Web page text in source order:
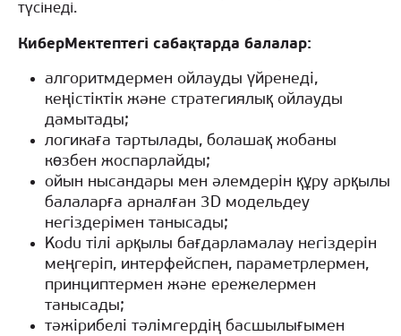
түсінеді.
КиберМектептегі сабақтарда балалар:
алгоритмдермен ойлауды үйренеді,
кеңістіктік және стратегиялық ойлауды
дамытады;
логикаға тартылады, болашақ жобаны
көзбен жоспарлайды;
ойын нысандары мен әлемдерін құру арқылы
балаларға арналған 3D модельдеу
негіздерімен танысады;
Kodu тілі арқылы бағдарламалау негіздерін
меңгеріп, интерфейспен, параметрлермен,
принциптермен және ережелермен
танысады;
тәжірибелі тәлімгердің басшылығымен